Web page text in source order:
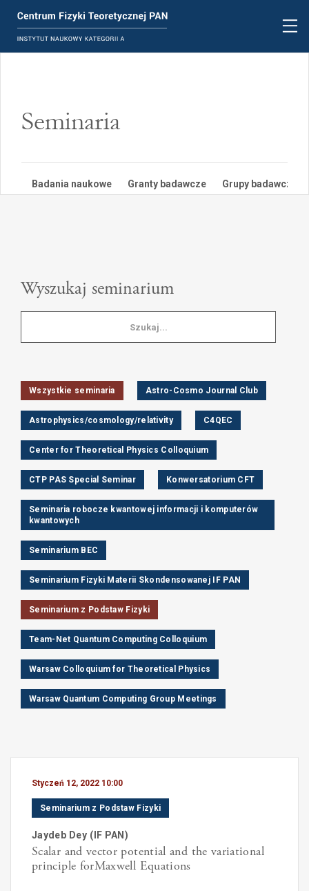
Seminaria
Badania naukowe Granty badawcze Grupy badawcze
Wyszukaj seminarium
Wszystkie seminaria Astro-Cosmo Journal Club
Astrophysics/cosmology/relativity C4QEC
Center for Theoretical Physics Colloquium
CTP PAS Special Seminar Konwersatorium CFT
Seminaria robocze kwantowej informacji i komputerów
kwantowych
Seminarium BEC
Seminarium Fizyki Materii Skondensowanej IF PAN
Seminarium z Podstaw Fizyki
Team-Net Quantum Computing Colloquium
Warsaw Colloquium for Theoretical Physics
Warsaw Quantum Computing Group Meetings
Styczeń 12, 2022 10:00
Seminarium z Podstaw Fizyki
Jaydeb Dey ( IF PAN )
Scalar and vector potential and the variational
principle forMaxwell Equations